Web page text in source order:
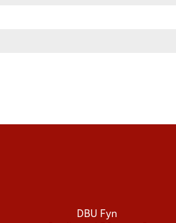
DBU Fyn